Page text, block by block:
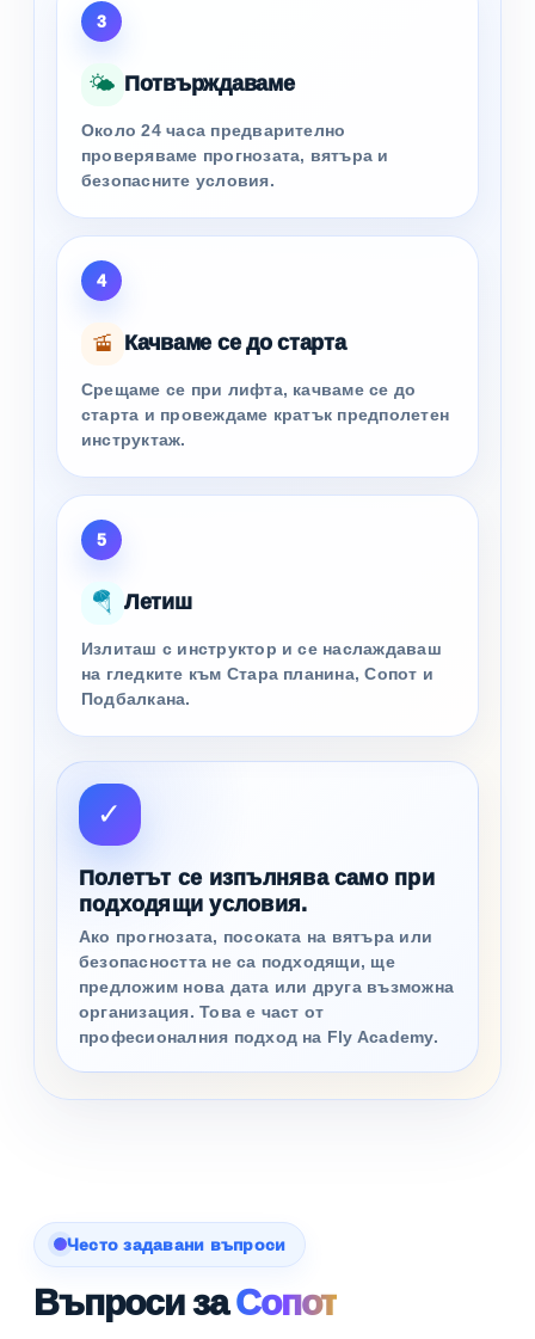
3
🌤️ Потвърждаваме
Около 24 часа предварително
проверяваме прогнозата, вятъра и
безопасните условия.
4
🚡 Качваме се до старта
Срещаме се при лифта, качваме се до
старта и провеждаме кратък предполетен
инструктаж.
5
🪂 Летиш
Излиташ с инструктор и се наслаждаваш
на гледките към Стара планина, Сопот и
Подбалкана.
✓
Полетът се изпълнява само при
подходящи условия.
Ако прогнозата, посоката на вятъра или
безопасността не са подходящи, ще
предложим нова дата или друга възможна
организация. Това е част от
професионалния подход на Fly Academy.
Често задавани въпроси
Въпроси заСопот